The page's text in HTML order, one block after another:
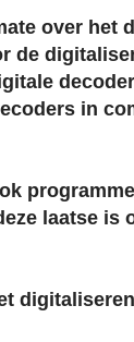
over het
de
in
laatse is